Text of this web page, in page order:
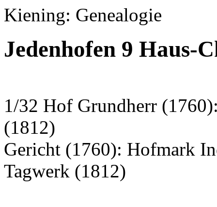
Kiening: Genealogie
Jedenhofen 9 Haus-
1/32 Hof Grundherr
(1812)
Gericht (1760): Hofmark
Tagwerk (1812)